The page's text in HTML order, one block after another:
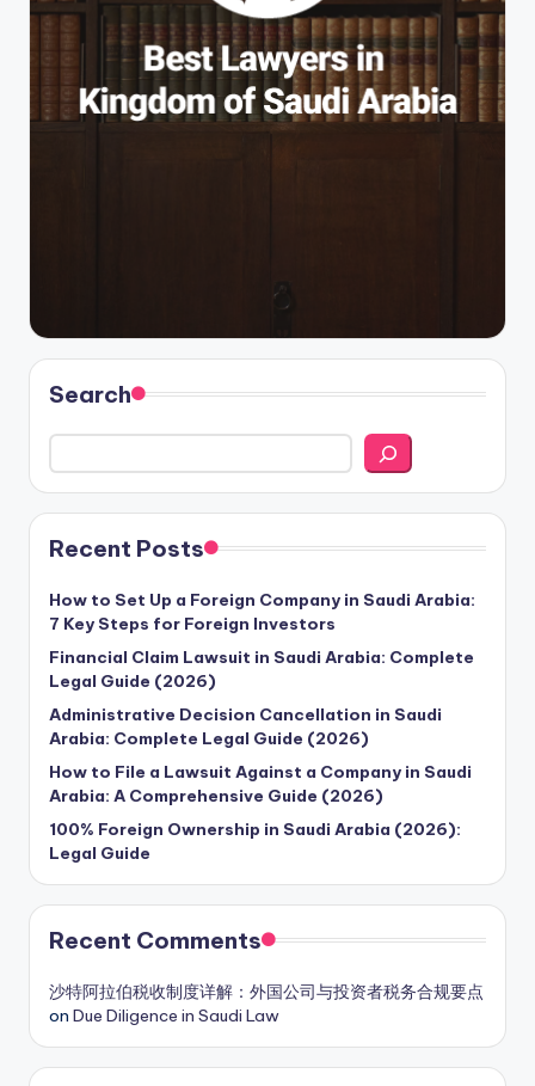
Search
Recent Posts
How to Set Up a Foreign Company in Saudi Arabia:
7 Key Steps for Foreign Investors
Financial Claim Lawsuit in Saudi Arabia: Complete
Legal Guide (2026)
Administrative Decision Cancellation in Saudi
Arabia: Complete Legal Guide (2026)
How to File a Lawsuit Against a Company in Saudi
Arabia: A Comprehensive Guide (2026)
100% Foreign Ownership in Saudi Arabia (2026):
Legal Guide
Recent Comments
沙特阿拉伯税收制度详解：外国公司与投资者税务合规要点
on Due Diligence in Saudi Law